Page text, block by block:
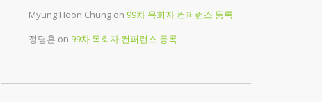
Myung Hoon Chung on 99차 목회자 컨퍼런스 등록
정명훈 on 99차 목회자 컨퍼런스 등록